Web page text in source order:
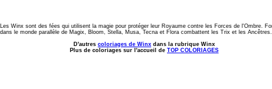
Les Winx sont des fées qui utilisent la magie pour protéger leur Royaume contre les Forces de l'Ombre.
dans le monde parallèle de Magix, Bloom, Stella, Musa, Tecna et Flora combattent les Trix et les Ancêtres.
D'autres coloriages de Winx dans la rubrique Winx
Plus de coloriages sur l'accueil de TOP COLORIAGES